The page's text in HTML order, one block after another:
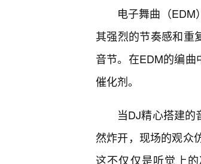
电子舞曲（EDM
其强烈的节奏感和重
音节。在EDM的编曲
催化剂。
当DJ精心搭建的
然炸开，现场的观众
这不仅仅是听觉上